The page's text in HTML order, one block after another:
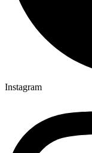
Instagram